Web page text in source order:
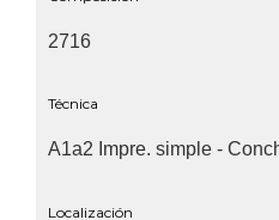
2716
Técnica
A1a2 Impre. simple -
Localización